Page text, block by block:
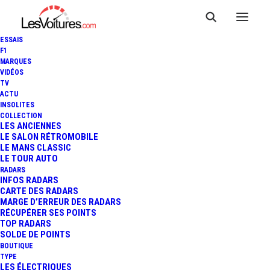
ESSAIS
F1
MARQUES
VIDÉOS
TV
ACTU
INSOLITES
COLLECTION
LES ANCIENNES
LE SALON RÉTROMOBILE
LE MANS CLASSIC
LE TOUR AUTO
RADARS
INFOS RADARS
CARTE DES RADARS
MARGE D’ERREUR DES RADARS
RÉCUPÉRER SES POINTS
TOP RADARS
SOLDE DE POINTS
BOUTIQUE
TYPE
LES ÉLECTRIQUES
10 janvier 2015
VIDÉO : FURIES